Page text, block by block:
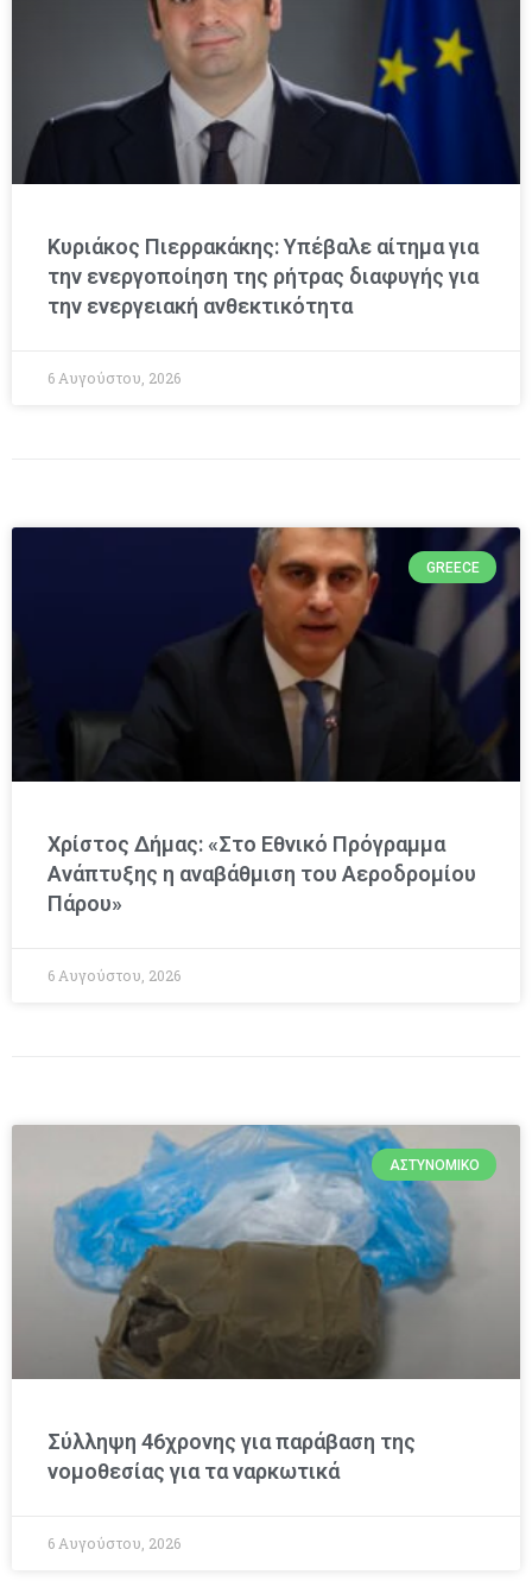
Κυριάκος Πιερρακάκης: Υπέβαλε αίτημα για
την ενεργοποίηση της ρήτρας διαφυγής για
την ενεργειακή ανθεκτικότητα
6 Αυγούστου, 2026
GREECE
Χρίστος Δήμας: «Στο Εθνικό Πρόγραμμα
Ανάπτυξης η αναβάθμιση του Αεροδρομίου
Πάρου»
6 Αυγούστου, 2026
ΑΣΤΥΝΟΜΙΚΌ
Σύλληψη 46χρονης για παράβαση της
νομοθεσίας για τα ναρκωτικά
6 Αυγούστου, 2026